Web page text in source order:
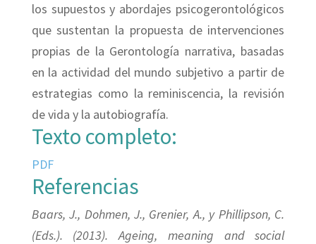
los supuestos y abordajes psicogerontológicos
que sustentan la propuesta de intervenciones
propias de la Gerontología narrativa, basadas
en la actividad del mundo subjetivo a partir de
estrategias como la reminiscencia, la revisión
de vida y la autobiografía.
Texto completo:
PDF
Referencias
Baars, J., Dohmen, J., Grenier, A., y Phillipson, C.
(Eds.). (2013). Ageing, meaning and social